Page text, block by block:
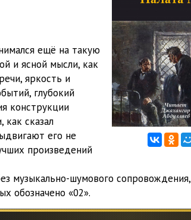
ещё на такую
и ясной мысли, как
яркость и
глубокий
конструкции
сказал
его не
произведений
музыкально-шумового сопровождения,
обозначено «02».